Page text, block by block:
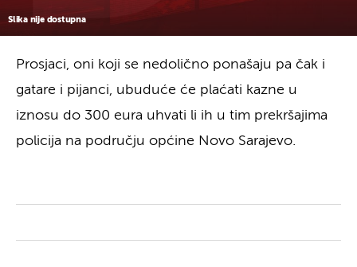
Slika nije dostupna
Prosjaci, oni koji se nedolično ponašaju pa čak i
gatare i pijanci, ubuduće će plaćati kazne u
iznosu do 300 eura uhvati li ih u tim prekršajima
policija na području općine Novo Sarajevo.